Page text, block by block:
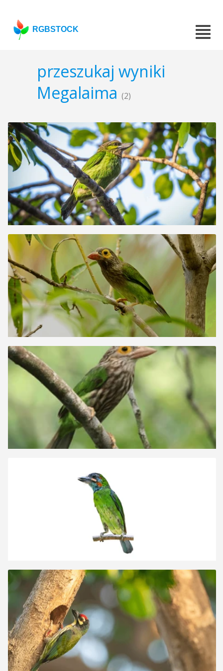
RGBSTOCK
przeszukaj wyniki
Megalaima (2)